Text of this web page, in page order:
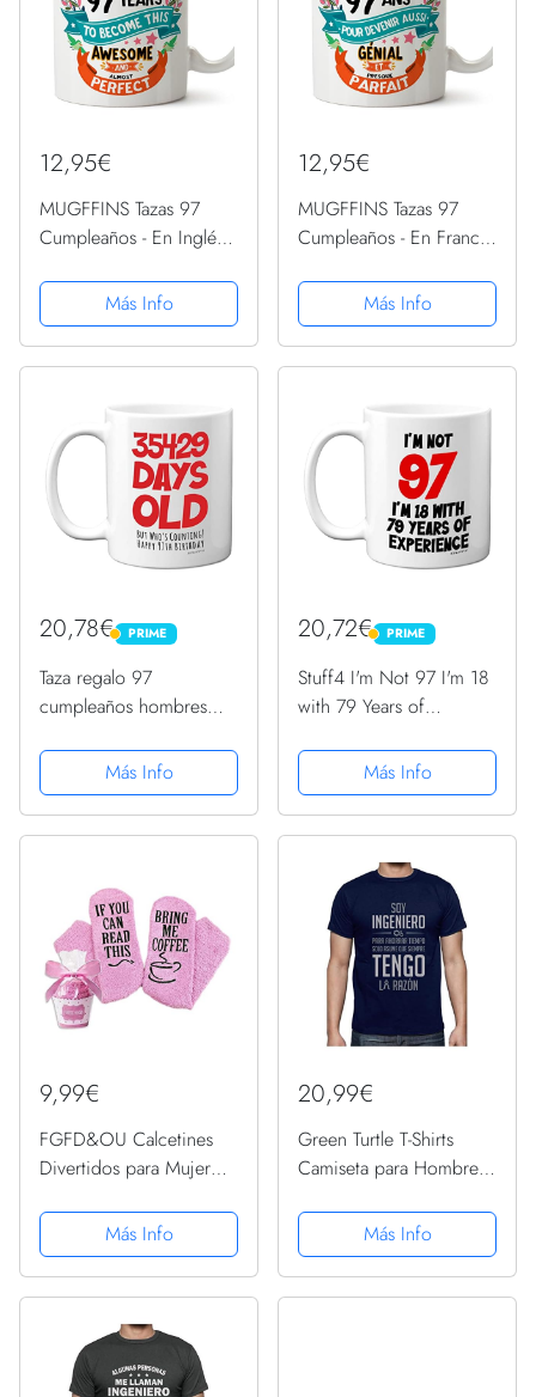
12,95€
MUGFFINS Tazas 97
Cumpleaños - En Inglés -
become perfect - 11 oz -
Regalo original y
divertido
Más Info
12,95€
MUGFFINS Tazas 97
Cumpleaños - En Francés
devenir aussi geniale - 11
oz - Regalo original y
divertido
Más Info
20,78€ PRIME
PRIME
Taza regalo 97
cumpleaños hombres
días edad, divertida
adultos, noventa siete
noventa séptimo regalo
Más Info
20,72€ PRIME
PRIME
Stuff4 I'm Not 97 I'm 18
with 79 Years of
cerámica 11 oz, aptas
lavavajillas, regalos
broma mujeres hombres,
mujeres,...
Más Info
9,99€
FGFD&OU Calcetines
Divertidos para Mujer
Calcetines Térmicos,
Regalo de Cumpleaños,
Unisex Calcetines con
YOU...
Más Info
20,99€
Green Turtle T-Shirts
Camiseta para Hombre -
Soy Ingeniero Asume
Que Siempre Tengo la
Razón Large Azul
Más Info